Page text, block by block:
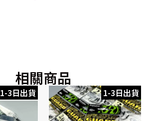
相關商品
1-3日出貨 1-3日出貨